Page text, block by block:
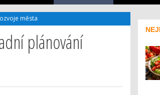
města
plánování